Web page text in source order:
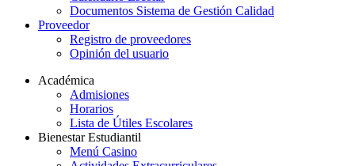
Documentos Sistema de Gestión Calidad
Proveedor
Registro de proveedores
Opinión del usuario
Académica
Admisiones
Horarios
Lista de Útiles Escolares
Bienestar Estudiantil
Menú Casino